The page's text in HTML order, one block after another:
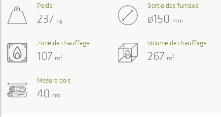
Volume de chauffage
267 m3
Zone de chauffage
107 m2
Poids
237 kg
Sortie des fumées
ø150 mm
Mesure bois
40 cm